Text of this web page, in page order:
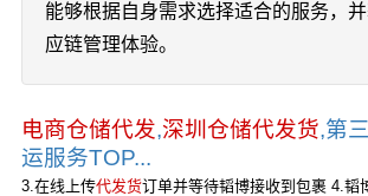
能够根据自身需求选择适合的服务，
应链管理体验。
电商仓储代发,深圳仓储代发货,第
运服务TOP...
3.在线上传代发货订单并等待韬博接收到包裹 4.韬